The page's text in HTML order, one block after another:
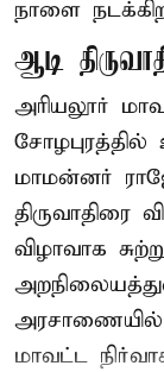
நாளை
ஆடி
அரியலூர்
மாமன்னர்
திருவாதிரை
விழாவாக
மாவட்ட